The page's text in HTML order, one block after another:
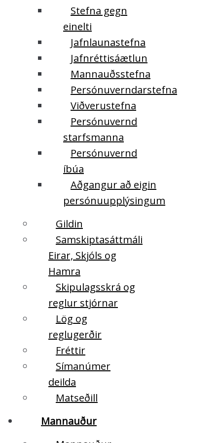
Stefna gegn
einelti
Jafnlaunastefna
Jafnréttisáætlun
Mannauðsstefna
Persónuverndarstefna
Viðverustefna
Persónuvernd
starfsmanna
Persónuvernd
íbúa
Aðgangur að eigin
persónuupplýsingum
Gildin
Samskiptasáttmáli
Eirar, Skjóls og
Hamra
Skipulagsskrá og
reglur stjórnar
Lög og
reglugerðir
Fréttir
Símanúmer
deilda
Matseðill
Mannauður